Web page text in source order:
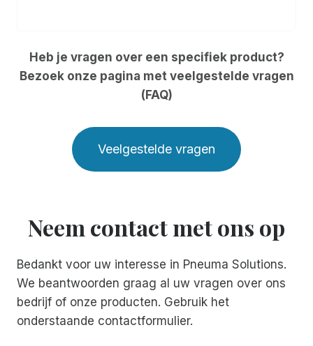
Heb je vragen over een specifiek product?
Bezoek onze pagina met veelgestelde vragen
(FAQ)
Veelgestelde vragen
Neem contact met ons op
Bedankt voor uw interesse in Pneuma Solutions.
We beantwoorden graag al uw vragen over ons
bedrijf of onze producten. Gebruik het
onderstaande contactformulier.